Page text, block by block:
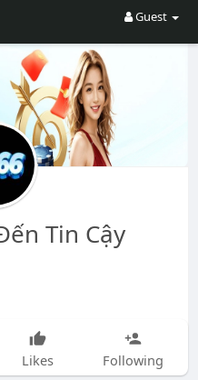
Guest
Tin Cậy
Likes Following